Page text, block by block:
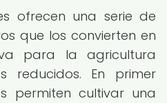
ofrecen una serie de
que los convierten en
para la agricultura
reducidos. En primer
permiten cultivar una